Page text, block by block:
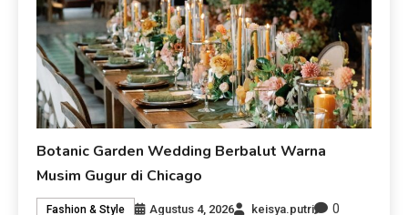
Botanic Garden Wedding Berbalut Warna
Musim Gugur di Chicago
Fashion & Style Agustus 4, 2026 keisya.putri 0